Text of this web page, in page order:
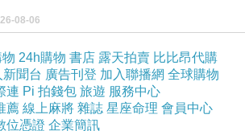
08-06
24h購物 書店 露天拍賣 比比昂代購
新聞台 廣告刊登 加入聯播網 全球購物
連 Pi 拍錢包 旅遊 服務中心
薦 線上麻將 雜誌 星座命理 會員中心
位憑證 企業簡訊